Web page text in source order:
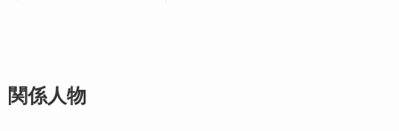
関係人物